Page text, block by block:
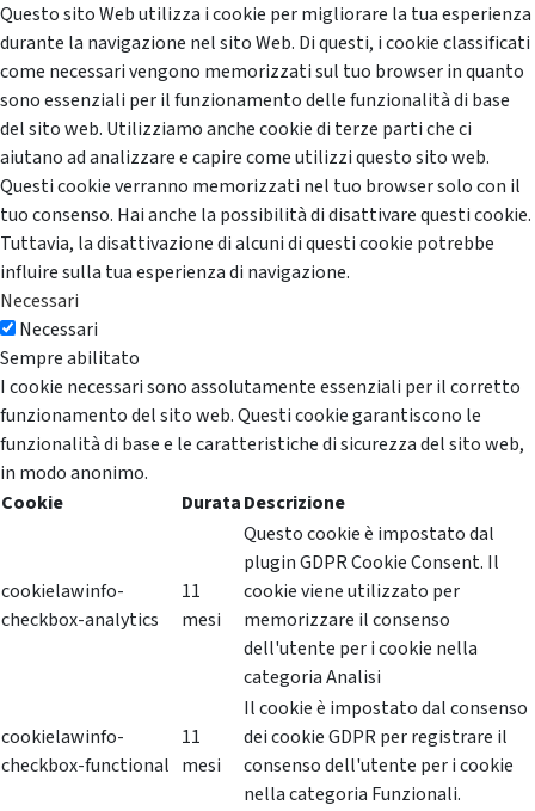
Questo sito Web utilizza i cookie per migliorare la tua esperienza
durante la navigazione nel sito Web. Di questi, i cookie classificati
come necessari vengono memorizzati sul tuo browser in quanto
sono essenziali per il funzionamento delle funzionalità di base
del sito web. Utilizziamo anche cookie di terze parti che ci
aiutano ad analizzare e capire come utilizzi questo sito web.
Questi cookie verranno memorizzati nel tuo browser solo con il
tuo consenso. Hai anche la possibilità di disattivare questi cookie.
Tuttavia, la disattivazione di alcuni di questi cookie potrebbe
influire sulla tua esperienza di navigazione.
Necessari
Necessari
Sempre abilitato
I cookie necessari sono assolutamente essenziali per il corretto
funzionamento del sito web. Questi cookie garantiscono le
funzionalità di base e le caratteristiche di sicurezza del sito web,
in modo anonimo.
Cookie
DurataDescrizione
cookielawinfo-
checkbox-analytics
11
mesi
Questo cookie è impostato dal
plugin GDPR Cookie Consent. Il
cookie viene utilizzato per
memorizzare il consenso
dell'utente per i cookie nella
categoria Analisi
cookielawinfo-
checkbox-functional
11
mesi
Il cookie è impostato dal consenso
dei cookie GDPR per registrare il
consenso dell'utente per i cookie
nella categoria Funzionali.